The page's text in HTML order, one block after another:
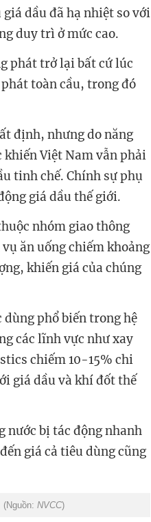
dầu đã hạ nhiệt so với
duy trì ở mức cao.
phát trở lại bất cứ lúc
toàn cầu, trong đó
định, nhưng do năng
Việt Nam vẫn phải
tinh chế. Chính sự phụ
giá dầu thế giới.
nhóm giao thông
ăn uống chiếm khoảng
khiến giá của chúng
phổ biến trong hệ
các lĩnh vực như xay
chiếm 10-15% chi
giá dầu và khí đốt thế
nước bị tác động nhanh
giá cả tiêu dùng cũng
NVCC)